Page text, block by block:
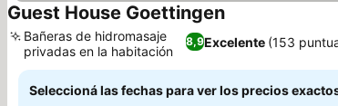
Guest House Goettingen
8,9Excelente (153
Bañeras de hidromasaje
privadas en la habitación
Seleccioná las fechas para ver los precios